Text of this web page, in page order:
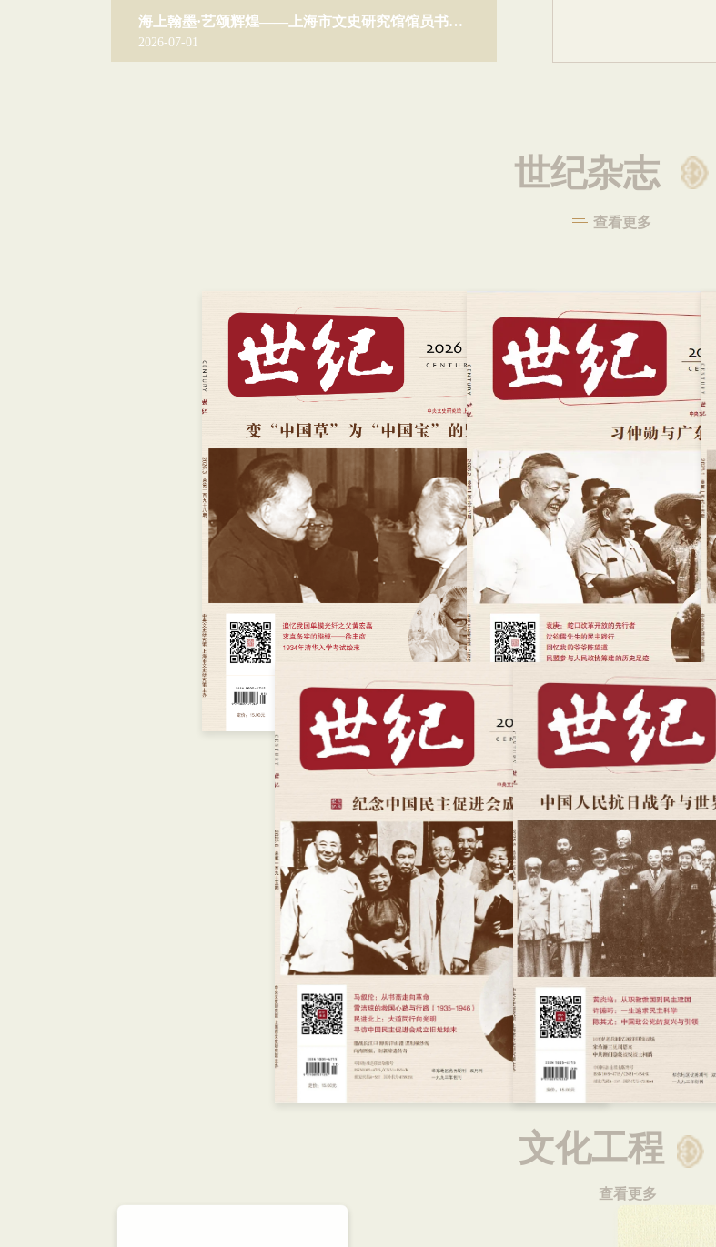
海上翰墨·艺颂辉煌——上海市文史研究馆馆员书画作品展开幕
2026-07-01
世纪杂志
查看更多
文化工程
查看更多